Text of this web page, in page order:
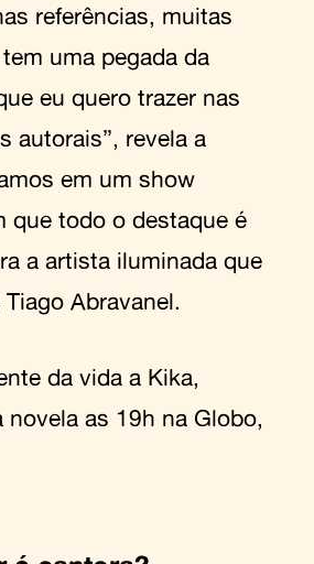
referências, muitas
uma pegada da
eu quero trazer nas
autorais”, revela a
em um show
que todo o destaque é
a artista iluminada que
Abravanel.
da vida a Kika,
novela as 19h na Globo,